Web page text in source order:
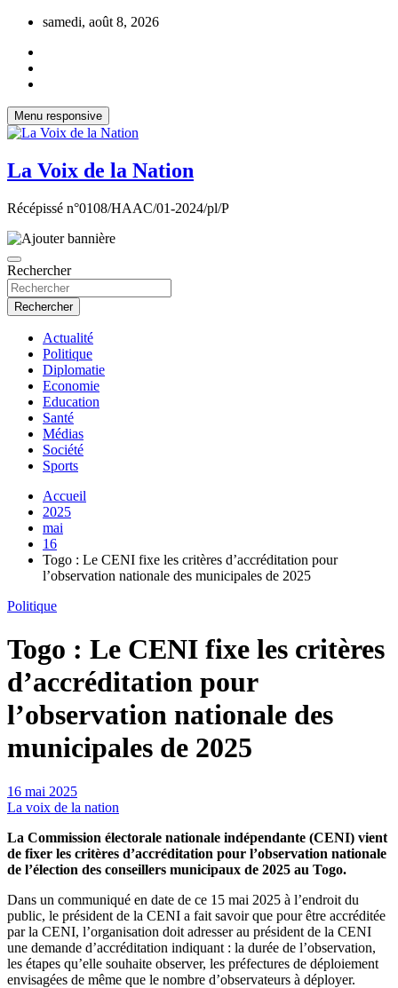
Aller
contenu
samedi, août 8, 2026
Menu responsive
La Voix de la Nation
Récépissé n°0108/HAAC/01-2024/pl/P
Rechercher
Rechercher
Actualité
Politique
Diplomatie
Economie
Education
Santé
Médias
Société
Sports
Accueil
2025
mai
16
Togo : Le CENI fixe les critères d’accréditation pour
l’observation nationale des municipales de 2025
Politique
Togo : Le CENI fixe les critères
d’accréditation pour
l’observation nationale des
municipales de 2025
16 mai 2025
La voix de la nation
La Commission électorale nationale indépendante (CENI) vient
de fixer les critères d’accréditation pour l’observation nationale
de l’élection des conseillers municipaux de 2025 au Togo.
Dans un communiqué en date de ce 15 mai 2025 à l’endroit du
public, le président de la CENI a fait savoir que pour être accréditée
par la CENI, l’organisation doit adresser au président de la CENI
une demande d’accréditation indiquant : la durée de l’observation,
les étapes qu’elle souhaite observer, les préfectures de déploiement
envisagées de même que le nombre d’observateurs à déployer.